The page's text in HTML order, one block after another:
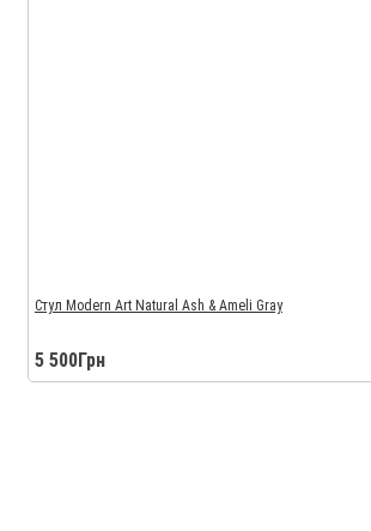
Стул Modern Art Natural Ash & Ameli Gray
5 500Грн